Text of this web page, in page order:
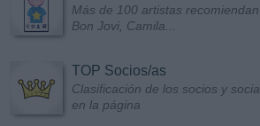
Más de 100 artistas
Bon Jovi, Camila...
TOP Socios/as
Clasificación de los socios y
en la página